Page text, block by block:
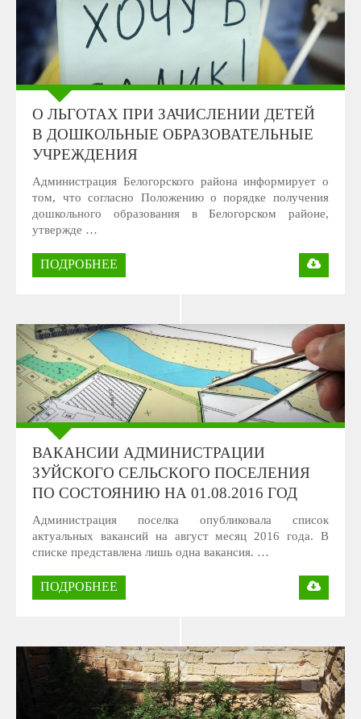
О ЛЬГОТАХ ПРИ ЗАЧИСЛЕНИИ ДЕТЕЙ
В ДОШКОЛЬНЫЕ ОБРАЗОВАТЕЛЬНЫЕ
УЧРЕЖДЕНИЯ
Администрация Белогорского района информирует о
том, что согласно Положению о порядке получения
дошкольного образования в Белогорском районе,
утвержде …
ПОДРОБНЕЕ
ВАКАНСИИ АДМИНИСТРАЦИИ
ЗУЙСКОГО СЕЛЬСКОГО ПОСЕЛЕНИЯ
ПО СОСТОЯНИЮ НА 01.08.2016 ГОД
Администрация поселка опубликовала список
актуальных вакансий на август месяц 2016 года. В
списке представлена лишь одна вакансия. …
ПОДРОБНЕЕ